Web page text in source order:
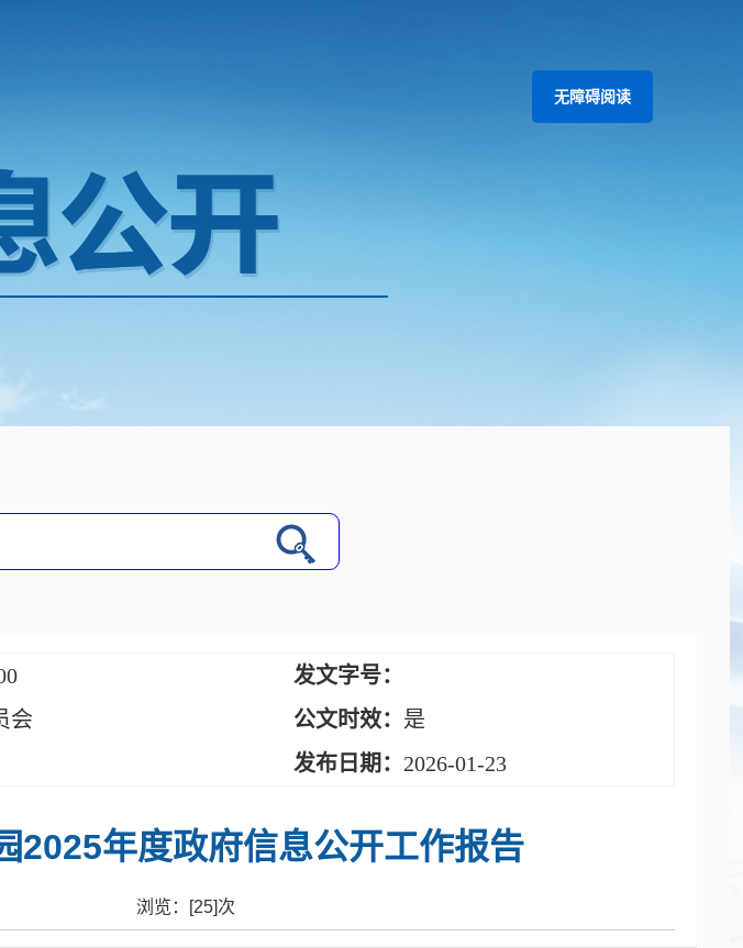
无障碍阅读
发文字号：
会 公文时效： 是
发布日期： 2026-01-23
2025年度政府信息公开工作报告
浏览：[25]次